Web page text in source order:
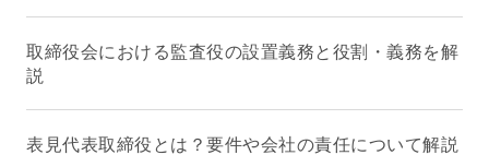
取締役会における監査役の設置義務と役割・義務を解
説
表見代表取締役とは？要件や会社の責任について解説